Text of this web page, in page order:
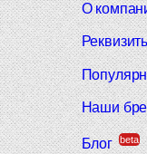
О
Наши
Блог beta